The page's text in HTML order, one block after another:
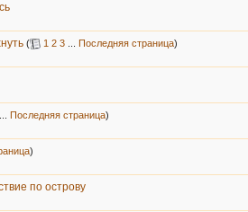
( 1 2 3 Последняя страница)
Последняя страница)
)
по острову